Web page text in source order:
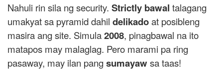
Nahuli rin sila ng security. Strictly bawal talagang
umakyat sa pyramid dahil delikadoat posibleng
masira ang site. Simula2008, pinagbawal na ito
matapos may malaglag. Pero marami pa ring
pasaway, may ilan pangsumayawsa taas!